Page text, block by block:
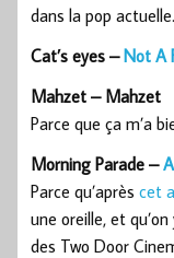
dans la pop actuelle.
Cat’s eyes –Not A
Mahzet – Mahzet
Parce que ça m’a
Morning Parade –
Parce qu’après cet
une oreille, et
des Two Door